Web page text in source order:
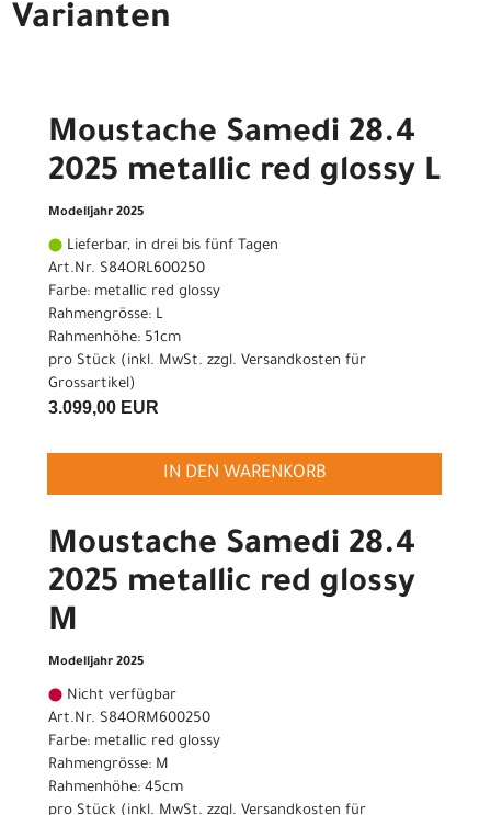
Varianten
Moustache Samedi 28.4
2025 metallic red glossy L
Modelljahr 2025
Lieferbar, in drei bis fünf Tagen
Art.Nr. S84ORL600250
Farbe: metallic red glossy
Rahmengrösse: L
Rahmenhöhe: 51cm
pro Stück (inkl. MwSt. zzgl. Versandkosten für
Grossartikel)
3.099,00 EUR
IN DEN WARENKORB
Moustache Samedi 28.4
2025 metallic red glossy
M
Modelljahr 2025
Nicht verfügbar
Art.Nr. S84ORM600250
Farbe: metallic red glossy
Rahmengrösse: M
Rahmenhöhe: 45cm
pro Stück (inkl. MwSt. zzgl. Versandkosten für